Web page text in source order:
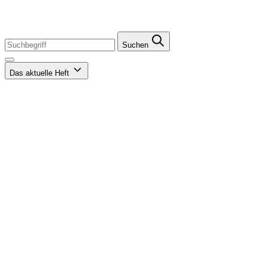
Suchen
Das aktuelle Heft